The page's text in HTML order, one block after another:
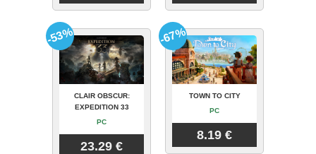
CLAIR OBSCUR:
EXPEDITION 33
PC
23.29 €
-53%
TOWN TO CITY
PC
8.19 €
-67%